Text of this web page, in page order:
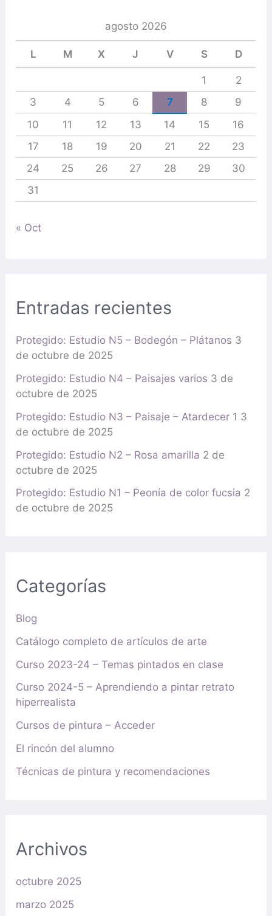
r
agosto 2026
L M X J V S D
1
2
3
4 5 6 7 8
9
10
11 12 13 14 15
16
17
18 19 20 21 22
23
24
25 26 27 28 29
30
31
« Oct
Entradas recientes
Protegido: Estudio N5 – Bodegón – Plátanos 3
de octubre de 2025
Protegido: Estudio N4 – Paisajes varios 3 de
octubre de 2025
Protegido: Estudio N3 – Paisaje – Atardecer 1 3
de octubre de 2025
Protegido: Estudio N2 – Rosa amarilla 2 de
octubre de 2025
Protegido: Estudio N1 – Peonía de color fucsia 2
de octubre de 2025
Categorías
Blog
Catálogo completo de artículos de arte
Curso 2023-24 – Temas pintados en clase
Curso 2024-5 – Aprendiendo a pintar retrato
hiperrealista
Cursos de pintura – Acceder
El rincón del alumno
Técnicas de pintura y recomendaciones
Archivos
octubre 2025
marzo 2025